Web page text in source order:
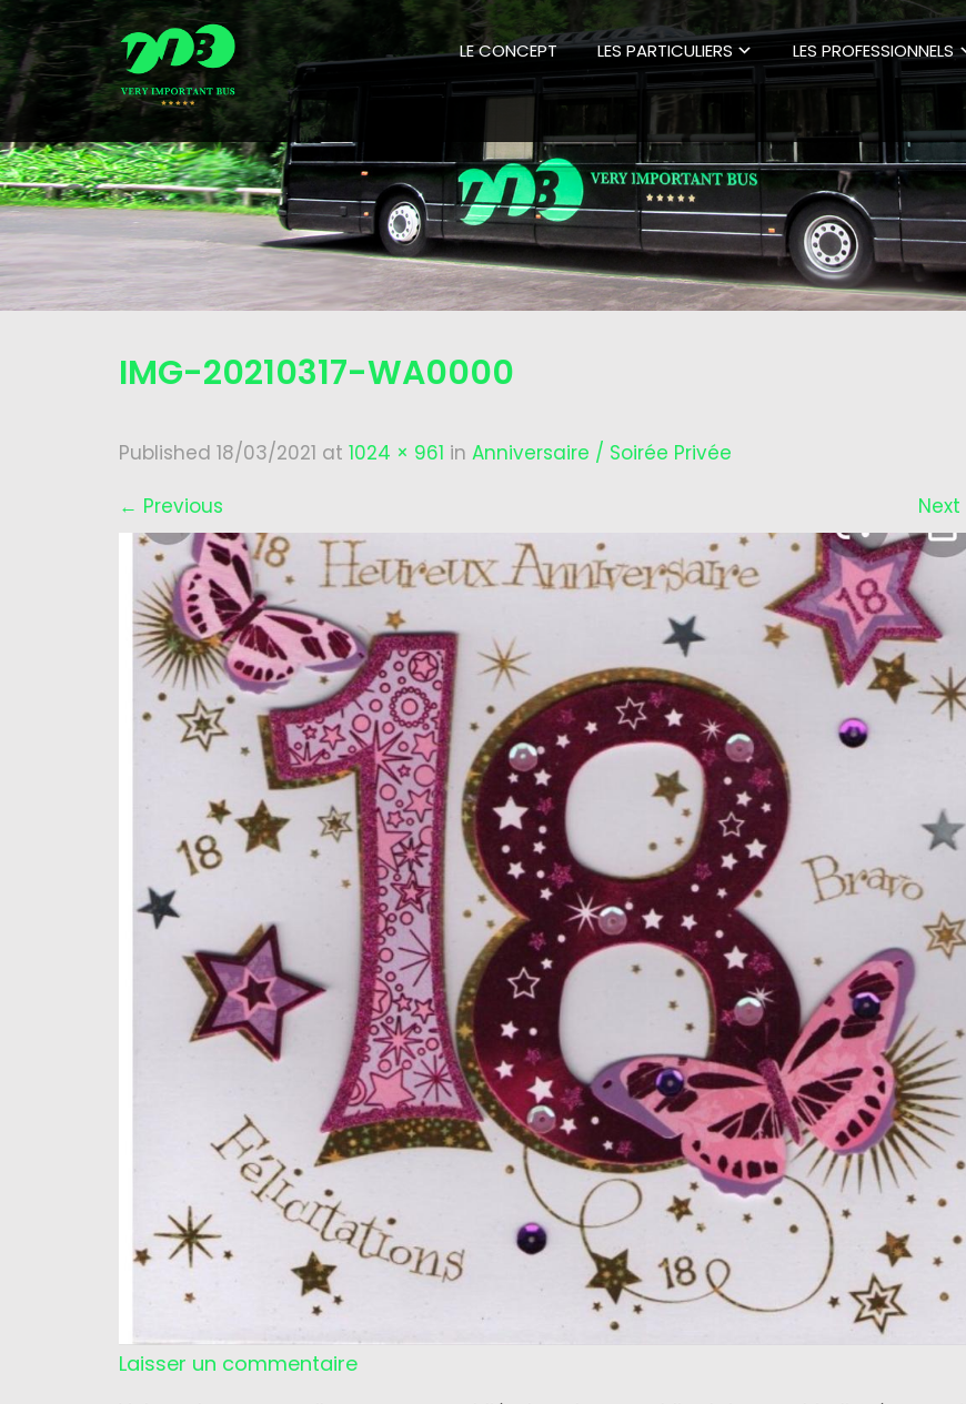
LE CONCEPT LES PARTICULIERS LES PROFESSIONNELS
IMG-20210317-WA0000
Published 18/03/2021 at 1024 × 961 in Anniversaire / Soirée Privée
← Previous Next
Laisser un commentaire